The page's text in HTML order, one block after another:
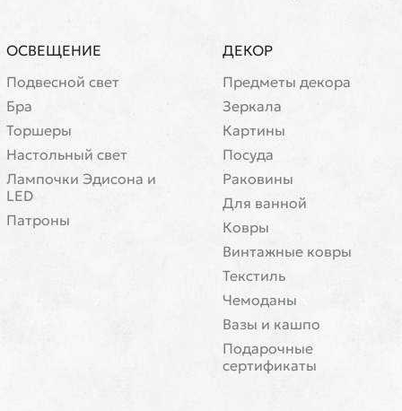
ОСВЕЩЕНИЕ
Подвесной свет
Бра
Торшеры
Настольный свет
Лампочки Эдисона и
LED
Патроны
ДЕКОР
Предметы декора
Зеркала
Картины
Посуда
Раковины
Для ванной
Ковры
Винтажные ковры
Текстиль
Чемоданы
Вазы и кашпо
Подарочные
сертификаты